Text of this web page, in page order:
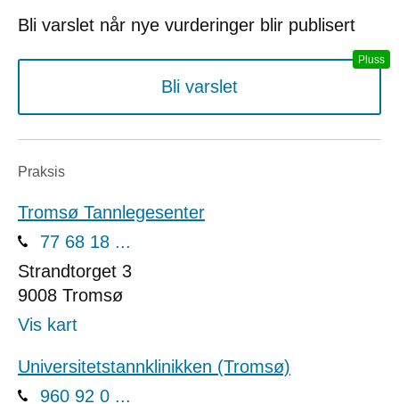
Bli varslet når nye vurderinger blir publisert
Bli varslet
Praksis
Tromsø Tannlegesenter
77 68 18 ...
Strandtorget 3
9008 Tromsø
Vis kart
Universitetstannklinikken (Tromsø)
960 92 0 ...